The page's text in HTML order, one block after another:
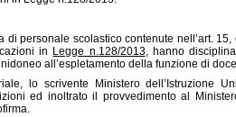
personale scolastico contenute nell’art.
in Legge n.128/2013, hanno
all’espletamento della funzione di
lo scrivente Ministero dell’Istruzione
ed inoltrato il provvedimento al